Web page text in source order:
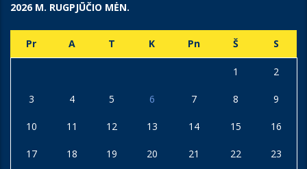
2026 M. RUGPJŪČIO MĖN.
Pr A T K Pn Š S
1 2
3 4 5 6 7 8 9
10 11 12 13 14 15 16
17 18 19 20 21 22 23